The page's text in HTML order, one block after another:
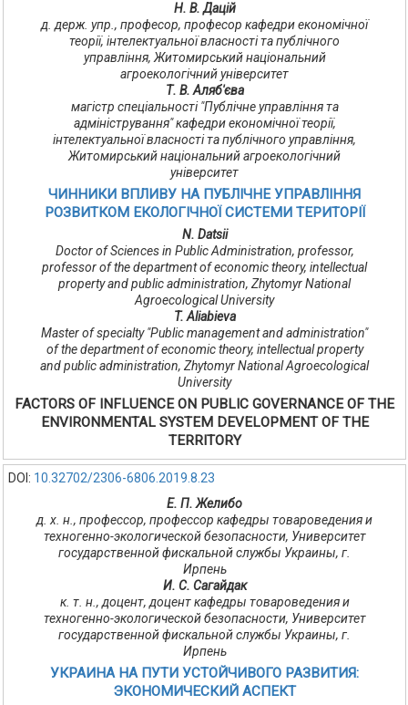
Н. В. Дацій
д. держ. упр., професор, професор кафедри економічної
теорії, інтелектуальної власності та публічного
управління, Житомирський національний
агроекологічний університет
Т. В. Аляб'єва
магістр спеціальності "Публічне управління та
адміністрування" кафедри економічної теорії,
інтелектуальної власності та публічного управління,
Житомирський національний агроекологічний
університет
ЧИННИКИ ВПЛИВУ НА ПУБЛІЧНЕ УПРАВЛІННЯ
РОЗВИТКОМ ЕКОЛОГІЧНОЇ СИСТЕМИ ТЕРИТОРІЇ
N. Datsii
Doctor of Sciences in Public Administration, professor,
professor of the department of economic theory, intellectual
property and public administration, Zhytomyr National
Agroecological University
T. Aliabieva
Master of specialty "Public management and аdministration"
of the department of economic theory, intellectual property
and public administration, Zhytomyr National Agroecological
University
FACTORS OF INFLUENCE ON PUBLIC GOVERNANCE OF THE
ENVIRONMENTAL SYSTEM DEVELOPMENT OF THE
TERRITORY
DOI: 10.32702/2306-6806.2019.8.23
Е. П. Желибо
д. х. н., профессор, профессор кафедры товароведения и
техногенно-экологической безопасности, Университет
государственной фискальной службы Украины, г.
Ирпень
И. С. Сагайдак
к. т. н., доцент, доцент кафедры товароведения и
техногенно-экологической безопасности, Университет
государственной фискальной службы Украины, г.
Ирпень
УКРАИНА НА ПУТИ УСТОЙЧИВОГО РАЗВИТИЯ:
ЭКОНОМИЧЕСКИЙ АСПЕКТ